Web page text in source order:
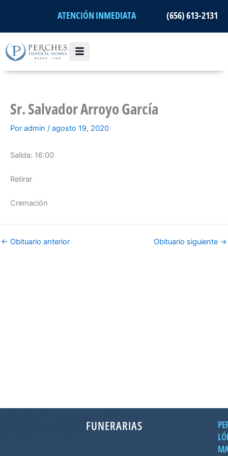
ATENCIÓN INMEDIATA (656) 613-2131
Sr. Salvador Arroyo García
Por admin / agosto 19, 2020
Salida: 16:00
Retirar
Cremación
← Obituario anterior Obituario siguiente →
FUNERARIAS